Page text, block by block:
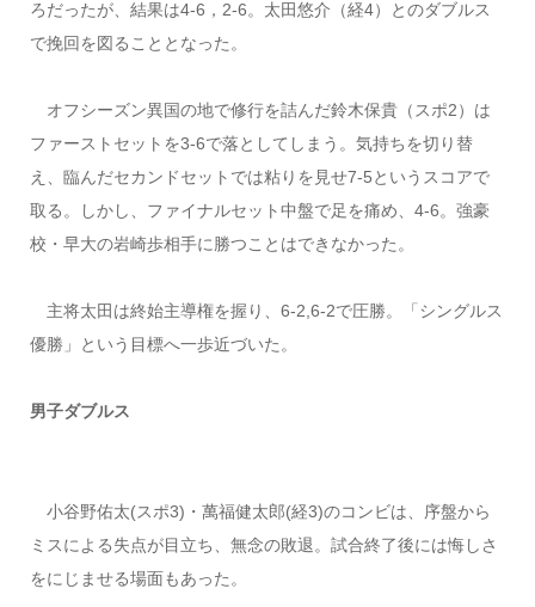
ろだったが、結果は4-6，2-6。太田悠介（経4）とのダブルス
で挽回を図ることとなった。
オフシーズン異国の地で修行を詰んだ鈴木保貴（スポ2）は
ファーストセットを3-6で落としてしまう。気持ちを切り替
え、臨んだセカンドセットでは粘りを見せ7-5というスコアで
取る。しかし、ファイナルセット中盤で足を痛め、4-6。強豪
校・早大の岩崎歩相手に勝つことはできなかった。
主将太田は終始主導権を握り、6-2,6-2で圧勝。「シングルス
優勝」という目標へ一歩近づいた。
男子ダブルス
小谷野佑太(スポ3)・萬福健太郎(経3)のコンビは、序盤から
ミスによる失点が目立ち、無念の敗退。試合終了後には悔しさ
をにじませる場面もあった。